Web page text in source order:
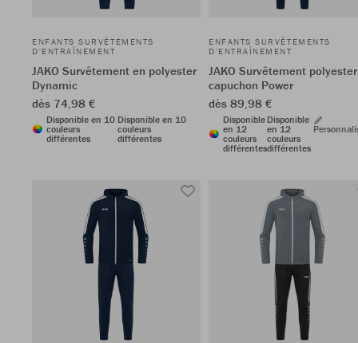
ENFANTS SURVÊTEMENTS
D'ENTRAÎNEMENT
JAKO Survêtement en polyester
Dynamic
dès 74,98 €
Disponible en 10
couleurs
différentes
Disponible en 10
couleurs
différentes
ENFANTS SURVÊTEMENTS
D'ENTRAÎNEMENT
JAKO Survêtement
capuchon Power
dès 89,98 €
Disponible
en 12
couleurs
différentes
Disponible
en 12
couleurs
différentes